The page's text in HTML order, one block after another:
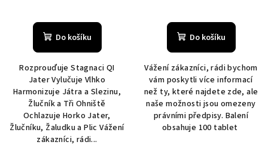
Do košíku
Rozprouďuje Stagnaci QI
Jater Vylučuje Vlhko
Harmonizuje Játra a Slezinu,
Žlučník a Tři Ohniště
Ochlazuje Horko Jater,
Žlučníku, Žaludku a Plic Vážení
zákazníci, rádi...
Do košíku
Vážení zákazníci, rádi bychom
vám poskytli více informací
než ty, které najdete zde, ale
naše možnosti jsou omezeny
právními předpisy. Balení
obsahuje 100 tablet